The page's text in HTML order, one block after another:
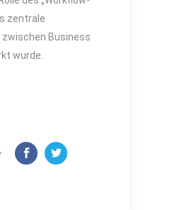
zentrale
Business
wurde.